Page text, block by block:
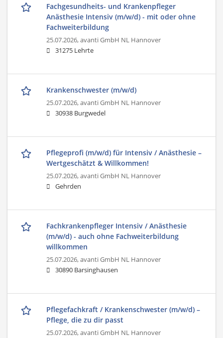
Fachgesundheits- und Krankenpfleger
Anästhesie Intensiv (m/w/d) - mit oder ohne
Fachweiterbildung
25.07.2026,avanti GmbH NL Hannover
31275 Lehrte
Krankenschwester (m/w/d)
25.07.2026,avanti GmbH NL Hannover
30938 Burgwedel
Pflegeprofi (m/w/d) für Intensiv / Anästhesie –
Wertgeschätzt & Willkommen!
25.07.2026,avanti GmbH NL Hannover
Gehrden
Fachkrankenpfleger Intensiv / Anästhesie
(m/w/d) - auch ohne Fachweiterbildung
willkommen
25.07.2026,avanti GmbH NL Hannover
30890 Barsinghausen
Pflegefachkraft / Krankenschwester (m/w/d) –
Pflege, die zu dir passt
25.07.2026,avanti GmbH NL Hannover